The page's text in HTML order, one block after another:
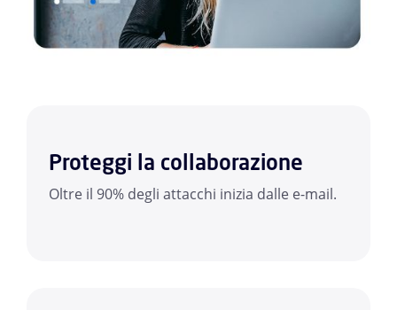
Proteggi la collaborazione
Oltre il 90% degli attacchi inizia dalle e-mail.